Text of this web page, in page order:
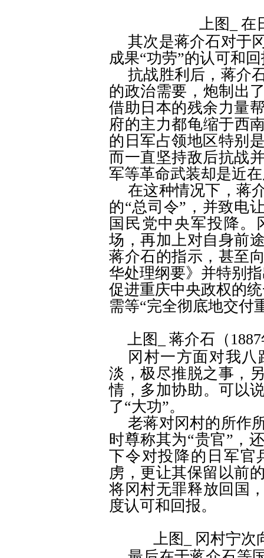
上图
在
其次是蒋介石对于
成果“功劳”的认可和
抗战胜利后，蒋介
的政治需要，炮制出
借助日本的残余力量
府的主力都龟缩于西
的日军占领地区特别
而一直坚持敌后抗战
军等革命武装却是近
在这种情况下，蒋
的“总司令” ，并致电
国民党中央军投降。
场，再加上对自身前
蒋介石的指示，甚至
华处理纲要》并特别
促进重庆中央政权的
需等“完全彻底地交付
上图
蒋介石（ 1887
冈村一方面对我
淡，极尽推脱之事，
情，多加协助。可以
了“大功”。
老蒋对冈村的所作
时尊称其为“贵官” ，
下令对投降的日军官
虏，更让其保留以前
将冈村无罪释放回国
度认可和回报。
上图
冈村宁次